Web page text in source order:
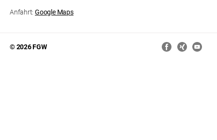
Anfahrt:Google Maps
© 2026 FGW